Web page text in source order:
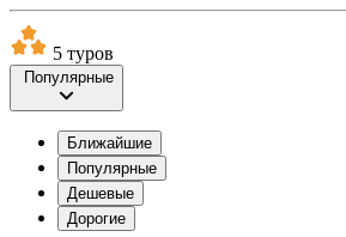
5 туров
Популярные
Ближайшие
Популярные
Дешевые
Дорогие